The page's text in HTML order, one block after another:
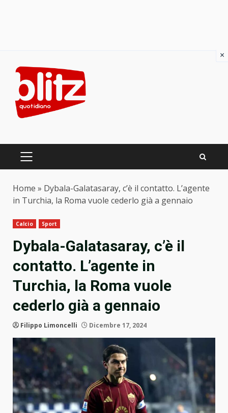
content
PRIMARY
Home » Dybala-Galatasaray, c’è il contatto. L’agente
in Turchia, la Roma vuole cederlo già a gennaio
Calcio Sport
Dybala-Galatasaray, c’è il
contatto. L’agente in
Turchia, la Roma vuole
cederlo già a gennaio
Filippo Limoncelli Dicembre 17, 2024
×